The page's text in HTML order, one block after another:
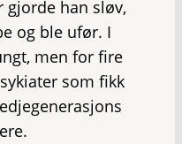
gjorde han sløv,
og ble ufør. I
men for fire
som fikk